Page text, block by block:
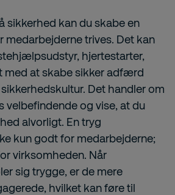
sikkerhed kan du skabe en
medarbejderne trives. Det kan
hjertestarter,
med at skabe sikker adfærd
Det handler om
velbefindende og vise, at du
alvorligt. En tryg
kun godt for medarbejderne;
virksomheden. Når
sig trygge, er de mere
hvilket kan føre til